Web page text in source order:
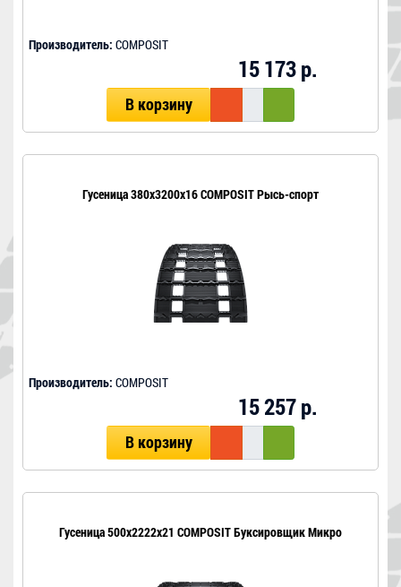
Производитель: COMPOSIT
15 173 р.
В корзину
Гусеница 380x3200x16 COMPOSIT Рысь-спорт
Производитель: COMPOSIT
15 257 р.
В корзину
Гусеница 500x2222x21 COMPOSIT Буксировщик Микро